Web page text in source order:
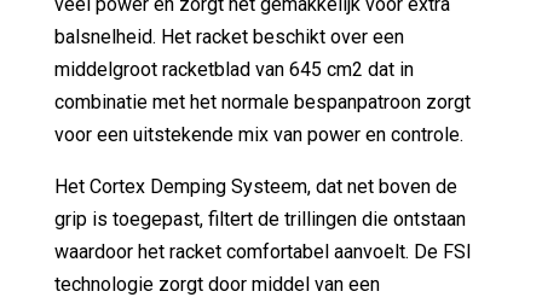
balsnelheid. Het racket beschikt over een
middelgroot racketblad van 645 cm2 dat in
combinatie met het normale bespanpatroon zorgt
voor een uitstekende mix van power en controle.
Het Cortex Demping Systeem, dat net boven de
grip is toegepast, filtert de trillingen die ontstaan
waardoor het racket comfortabel aanvoelt. De FSI
technologie zorgt door middel van een